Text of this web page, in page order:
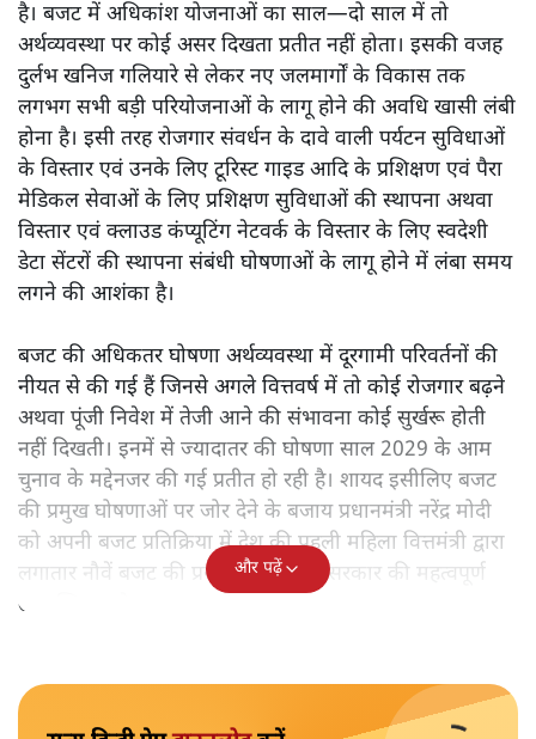
है। बजट में अधिकांश योजनाओं का साल—दो साल में तो
अर्थव्यवस्था पर कोई असर दिखता प्रतीत नहीं होता। इसकी वजह
दुर्लभ खनिज गलियारे से लेकर नए जलमार्गों के विकास तक
लगभग सभी बड़ी परियोजनाओं के लागू होने की अवधि खासी लंबी
होना है। इसी तरह रोजगार संवर्धन के दावे वाली पर्यटन सुविधाओं
के विस्तार एवं उनके लिए टूरिस्ट गाइड आदि के प्रशिक्षण एवं पैरा
मेडिकल सेवाओं के लिए प्रशिक्षण सुविधाओं की स्थापना अथवा
विस्तार एवं क्लाउड कंप्यूटिंग नेटवर्क के विस्तार के लिए स्वदेशी
डेटा सेंटरों की स्थापना संबंधी घोषणाओं के लागू होने में लंबा समय
लगने की आशंका है।
बजट की अधिकतर घोषणा अर्थव्यवस्था में दूरगामी परिवर्तनों की
नीयत से की गई हैं जिनसे अगले वित्तवर्ष में तो कोई रोजगार बढ़ने
अथवा पूंजी निवेश में तेजी आने की संभावना कोई सुर्खरू होती
नहीं दिखती। इनमें से ज्यादातर की घोषणा साल 2029 के आम
चुनाव के मद्देनजर की गई प्रतीत हो रही है। शायद इसीलिए बजट
की प्रमुख घोषणाओं पर जोर देने के बजाय प्रधानमंत्री नरेंद्र मोदी
को अपनी बजट प्रतिक्रिया में देश की पहली महिला वित्तमंत्री द्वारा
लगातार नौवें बजट की प्रस्तुति को अपनी सरकार की महत्वपूर्ण
उपलब्धि बताने पर मजबूर होना पड़ा।
और पढ़ें